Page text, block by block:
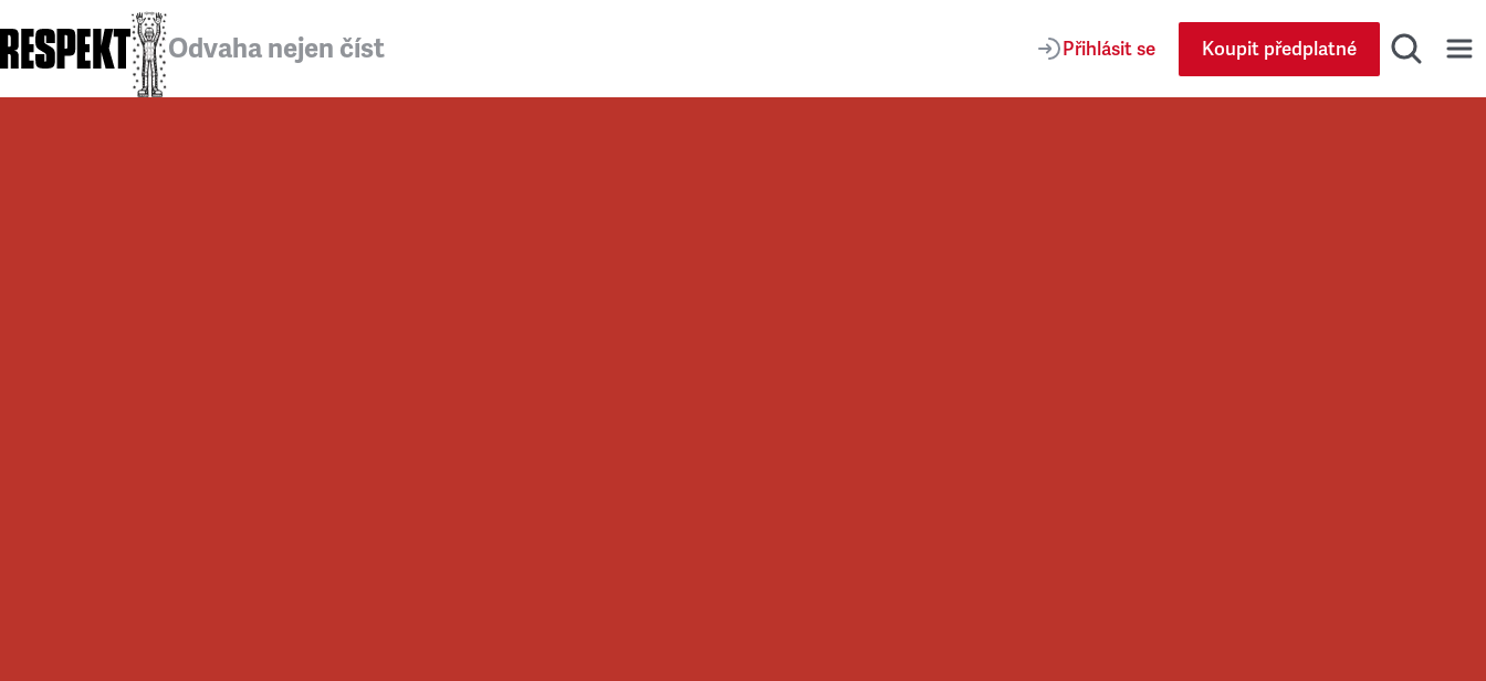
Odvaha nejen číst Přihlásit se Koupit předplatné